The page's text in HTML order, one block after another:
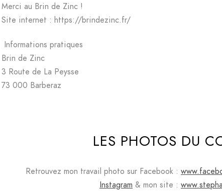
Merci au Brin de Zinc !
Site internet : https://brindezinc.fr/
Informations pratiques
Brin de Zinc
3 Route de La Peysse
73 000 Barberaz
LES PHOTOS DU
Retrouvez mon travail photo sur Facebook :
Instagram & mon site :